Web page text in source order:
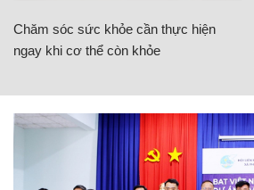
Chăm sóc sức khỏe cần thực hiện
ngay khi cơ thể còn khỏe